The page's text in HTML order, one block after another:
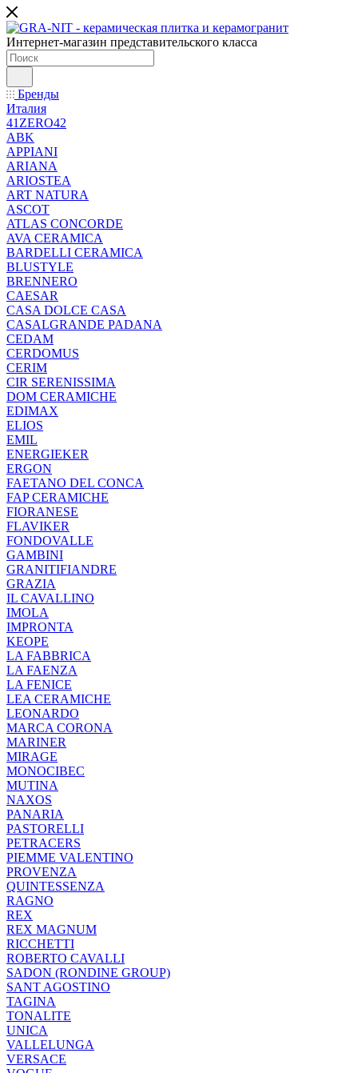
Интернет-магазин представительского класса
Бренды
Италия
41ZERO42
ABK
APPIANI
ARIANA
ARIOSTEA
ART NATURA
ASCOT
ATLAS CONCORDE
AVA CERAMICA
BARDELLI CERAMICA
BLUSTYLE
BRENNERO
CAESAR
CASA DOLCE CASA
CASALGRANDE PADANA
CEDAM
CERDOMUS
CERIM
CIR SERENISSIMA
DOM CERAMICHE
EDIMAX
ELIOS
EMIL
ENERGIEKER
ERGON
FAETANO DEL CONCA
FAP CERAMICHE
FIORANESE
FLAVIKER
FONDOVALLE
GAMBINI
GRANITIFIANDRE
GRAZIA
IL CAVALLINO
IMOLA
IMPRONTA
KEOPE
LA FABBRICA
LA FAENZA
LA FENICE
LEA CERAMICHE
LEONARDO
MARCA CORONA
MARINER
MIRAGE
MONOCIBEC
MUTINA
NAXOS
PANARIA
PASTORELLI
PETRACERS
PIEMME VALENTINO
PROVENZA
QUINTESSENZA
RAGNO
REX
REX MAGNUM
RICCHETTI
ROBERTO CAVALLI
SADON (RONDINE GROUP)
SANT AGOSTINO
TAGINA
TONALITE
UNICA
VALLELUNGA
VERSACE